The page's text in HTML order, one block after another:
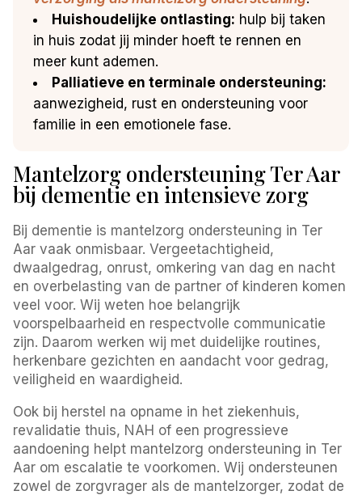
Huishoudelijke ontlasting: hulp bij taken
in huis zodat jij minder hoeft te rennen en
meer kunt ademen.
Palliatieve en terminale ondersteuning:
aanwezigheid, rust en ondersteuning voor
familie in een emotionele fase.
Mantelzorg ondersteuning Ter Aar
bij dementie en intensieve zorg
Bij dementie is mantelzorg ondersteuning in Ter
Aar vaak onmisbaar. Vergeetachtigheid,
dwaalgedrag, onrust, omkering van dag en nacht
en overbelasting van de partner of kinderen komen
veel voor. Wij weten hoe belangrijk
voorspelbaarheid en respectvolle communicatie
zijn. Daarom werken wij met duidelijke routines,
herkenbare gezichten en aandacht voor gedrag,
veiligheid en waardigheid.
Ook bij herstel na opname in het ziekenhuis,
revalidatie thuis, NAH of een progressieve
aandoening helpt mantelzorg ondersteuning in Ter
Aar om escalatie te voorkomen. Wij ondersteunen
zowel de zorgvrager als de mantelzorger, zodat de